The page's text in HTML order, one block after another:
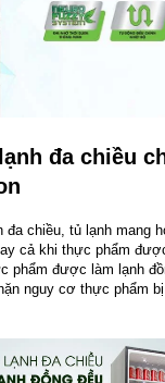
đa chiều
đa chiều, tủ lạnh mang
cả khi thực phẩm
phẩm được làm lạnh
nguy cơ thực phẩm